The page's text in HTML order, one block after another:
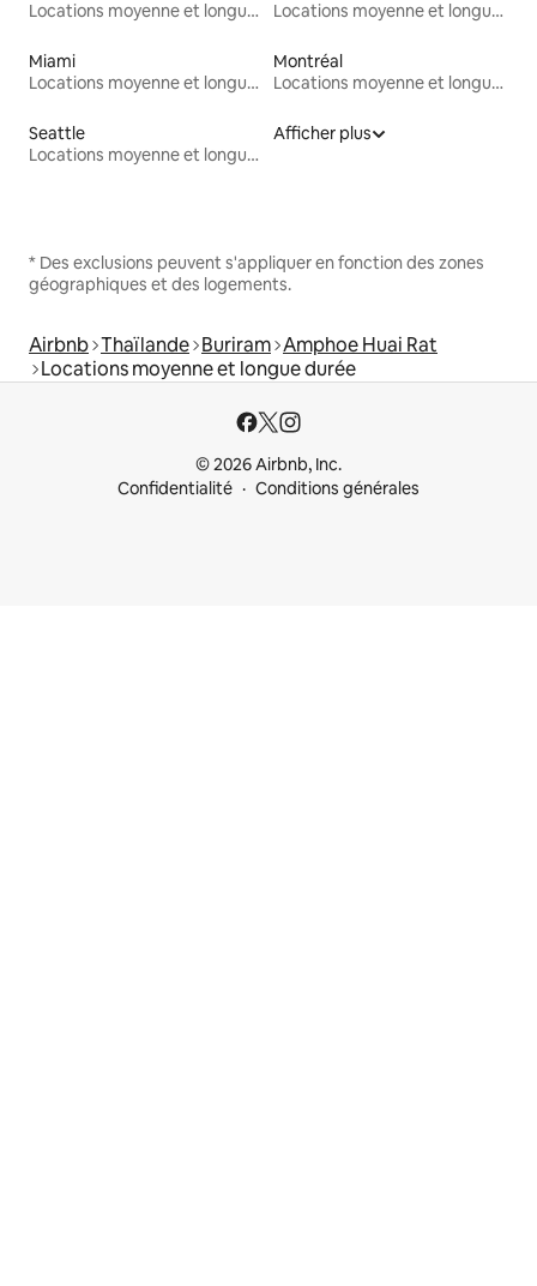
Locations moyenne et longue durée Locations moyenne et longue durée
Miami
Locations moyenne et longue durée
Montréal
Locations moyenne et longue durée
Seattle
Locations moyenne et longue durée
Afficher plus
* Des exclusions peuvent s'appliquer en fonction des zones
géographiques et des logements.
Airbnb Thaïlande Buriram Amphoe Huai Rat
Locations moyenne et longue durée
© 2026 Airbnb, Inc.
Confidentialité
Conditions générales